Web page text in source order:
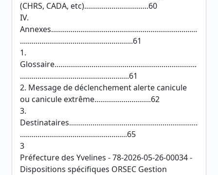
(CHRS, CADA, etc).................................60
IV.
Annexes...........................................................................
..........................................................61
1.
Glossaire.........................................................................
........................................................61
2. Message de déclenchement alerte canicule
ou canicule extrême.............................62
3.
Destinataires..................................................................
.......................................................65
3
Préfecture des Yvelines - 78-2026-05-26-00034 -
Dispositions spécifiques ORSEC Gestion